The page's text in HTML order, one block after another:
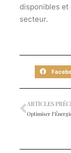
disponibles et
secteur.
ARTICLES